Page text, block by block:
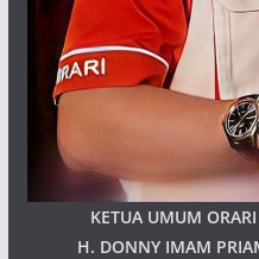
KETUA UMUM
H. DONNY IMAM